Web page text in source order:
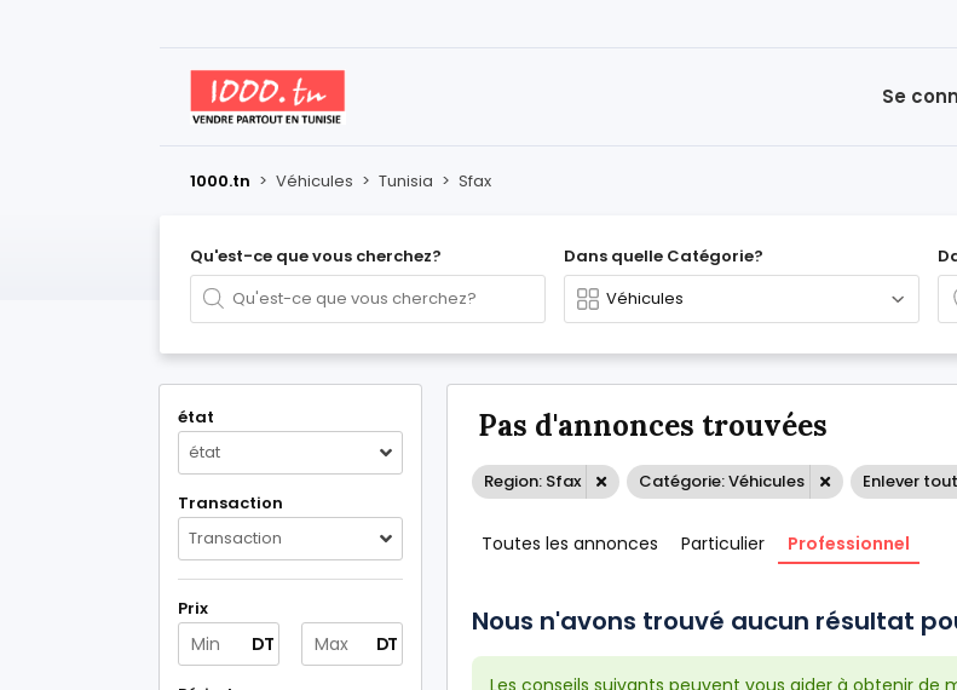
Se
1000.tn > Véhicules > Tunisia > Sfax
Qu'est-ce que vous cherchez? Dans quelle Catégorie?
état
état
Transaction
Transaction
Prix
DT DT
Pas d'annonces trouvées
Region: Sfax Catégorie: Véhicules Enlever tout
Toutes les annonces Particulier Professionnel
Nous n'avons trouvé aucun résultat
Les conseils suivants peuvent vous aider à obtenir de